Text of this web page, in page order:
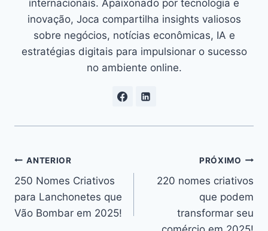
internacionais. Apaixonado por tecnologia e
inovação, Joca compartilha insights valiosos
sobre negócios, notícias econômicas, IA e
estratégias digitais para impulsionar o sucesso
no ambiente online.
Navegação
de
Post
ANTERIOR
250 Nomes Criativos
para Lanchonetes que
Vão Bombar em 2025!
PRÓXIMO
220 nomes criativos
que podem
transformar seu